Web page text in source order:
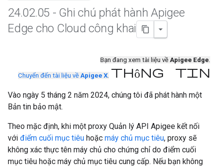
24.02.05 - Ghi chú phát hành Apigee
Edge cho Cloud công khai
Bạn đang xem tài liệu về Apigee Edge.
Chuyển đến tài liệu về Apigee X. thông tin
Vào ngày 5 tháng 2 năm 2024, chúng tôi đã phát hành một
Bản tin bảo mật.
Theo mặc định, khi một proxy Quản lý API Apigee kết nối
với điểm cuối mục tiêu hoặc máy chủ mục tiêu, proxy sẽ
không xác thực tên máy chủ cho chứng chỉ do điểm cuối
mục tiêu hoặc máy chủ mục tiêu cung cấp. Nếu bạn không